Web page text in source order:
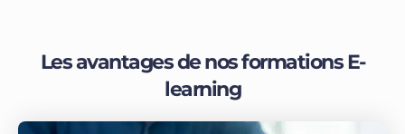
Les avantages de nos formations E-
learning